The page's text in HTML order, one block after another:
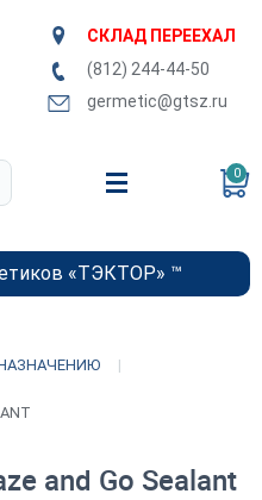
СКЛАД ПЕРЕЕХАЛ
(812) 244-44-50
germetic@gtsz.ru
0
«ТЭКТОР» ™
and Go Sealant